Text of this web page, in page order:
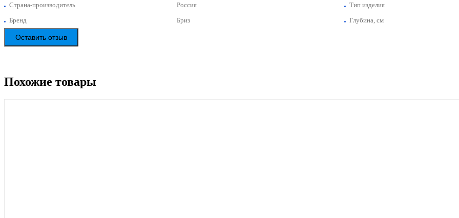
Страна-производитель
Россия
Тип изделия
Бренд
Бриз Глубина, см
Оставить отзыв
Похожие товары